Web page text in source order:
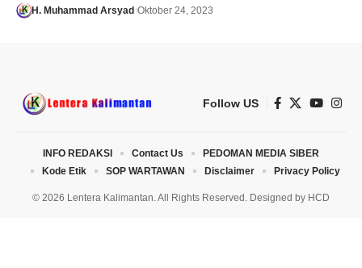
H. Muhammad Arsyad Oktober 24, 2023
Follow US
© 2026 Lentera Kalimantan. All Rights Reserved. Designed by HCD
INFO REDAKSI Contact Us
PEDOMAN MEDIA SIBER
Kode Etik
SOP WARTAWAN Disclaimer Privacy Policy